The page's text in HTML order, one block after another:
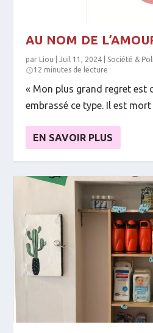
AU NOM DE
par Liou Juil 11, 2024 Société &
12 minutes de lecture
« Mon plus grand regret est
embrassé ce type. Il est mort
EN SAVOIR PLUS